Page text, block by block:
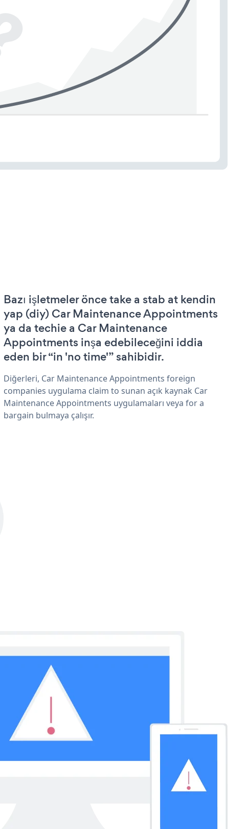
Bazı işletmeler önce take a stab at kendin
yap (diy) Car Maintenance Appointments
ya da techie a Car Maintenance
Appointments inşa edebileceğini iddia
eden bir “in 'no time'” sahibidir.
Diğerleri, Car Maintenance Appointments foreign
companies uygulama claim to sunan açık kaynak Car
Maintenance Appointments uygulamaları veya for a
bargain bulmaya çalışır.